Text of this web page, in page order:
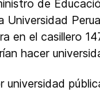
de
en el casillero
hacer